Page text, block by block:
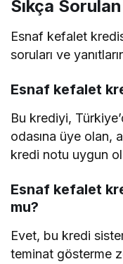
Sıkça
Esnaf kefalet
soruları ve
Esnaf kefalet
Bu krediyi,
odasına üye olan,
kredi notu uygun
Esnaf kefalet
mu?
Evet, bu kredi
teminat gösterme